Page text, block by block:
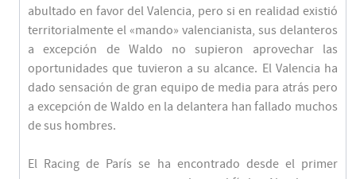
abultado en favor del Valencia, pero si en realidad existió
territorialmente el «mando» valencianista, sus delanteros
a excepción de Waldo no supieron aprovechar las
oportunidades que tuvieron a su alcance. El Valencia ha
dado sensación de gran equipo de media para atrás pero
a excepción de Waldo en la delantera han fallado muchos
de sus hombres.
El Racing de París se ha encontrado desde el primer